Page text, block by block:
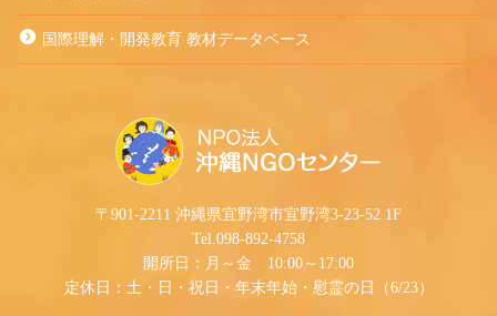
国際理解・開発教育 教材データベース
〒901-2211 沖縄県宜野湾市宜野湾3-23-52 1F
Tel.098-892-4758
開所日：月～金 10:00～17:00
定休日：土・日・祝日・年末年始・慰霊の日（6/23）